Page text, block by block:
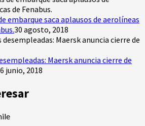
embarque saca aplausos de aerolíneas
30 agosto, 2018
Maersk anuncia cierre de
junio, 2018